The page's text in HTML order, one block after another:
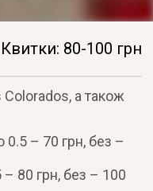
Квитки: 80-100 грн
Colorados, а також
– 70 грн, без –
80 грн, без – 100